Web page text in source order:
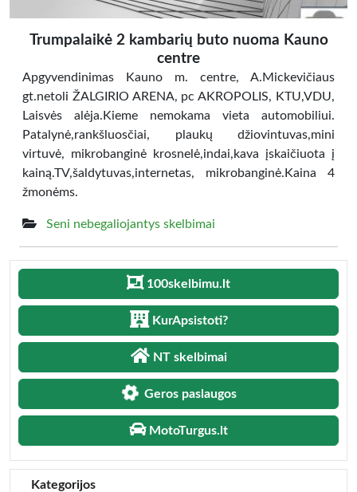
Trumpalaikė 2 kambarių buto nuoma Kauno
centre
Apgyvendinimas Kauno m. centre, A.Mickevičiaus
gt.netoli ŽALGIRIO ARENA, pc AKROPOLIS, KTU,VDU,
Laisvės alėja.Kieme nemokama vieta automobiliui.
Patalynė,rankšluosčiai, plaukų džiovintuvas,mini
virtuvė, mikrobanginė krosnelė,indai,kava įskaičiuota į
kainą.TV,šaldytuvas,internetas, mikrobanginė.Kaina 4
žmonėms.
Seni nebegaliojantys skelbimai
100skelbimu.lt
KurApsistoti?
NT skelbimai
Geros paslaugos
MotoTurgus.lt
Kategorijos